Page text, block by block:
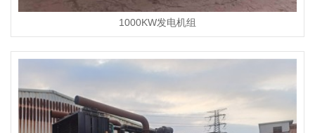
1000KW发电机组